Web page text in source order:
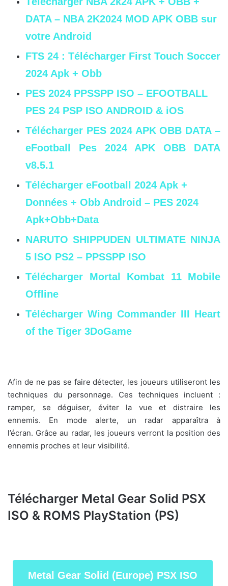
DATA – NBA 2K2024 MOD APK OBB sur
votre Android
FTS 24 : Télécharger First Touch Soccer
2024 Apk + Obb
PES 2024 PPSSPP ISO – EFOOTBALL
PES 24 PSP ISO ANDROID & iOS
Télécharger PES 2024 APK OBB DATA –
eFootball Pes 2024 APK OBB DATA
v8.5.1
Télécharger eFootball 2024 Apk +
Données + Obb Android – PES 2024
Apk+Obb+Data
NARUTO SHIPPUDEN ULTIMATE NINJA
5 ISO PS2 – PPSSPP ISO
Télécharger Mortal Kombat 11 Mobile
Offline
Télécharger Wing Commander III Heart
of the Tiger 3DoGame
Afin de ne pas se faire détecter, les joueurs utiliseront les
techniques du personnage. Ces techniques incluent :
ramper, se déguiser, éviter la vue et distraire les
ennemis. En mode alerte, un radar apparaîtra à
l’écran. Grâce au radar, les joueurs verront la position des
ennemis proches et leur visibilité.
Télécharger Metal Gear Solid PSX
ISO & ROMS PlayStation (PS)
Metal Gear Solid (Europe) PSX ISO